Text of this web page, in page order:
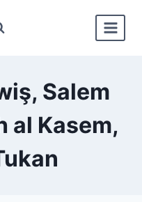
Salem
al Kasem,